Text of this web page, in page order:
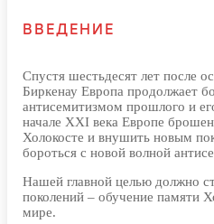
ВВЕДЕНИЕ
Спустя шестьдесят лет после
Биркенау Европа продолжает
антисемитизмом прошлого и
начале XXI века Европе
Холокосте и внушить новым
бороться с новой волной
Нашей главной целью должно
поколений – обучение памяти
мире.